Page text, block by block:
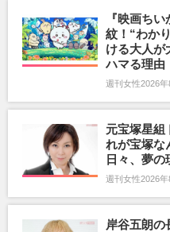
『映画ち
紋！“わか
ける大人が
ハマる理由
週刊女性2026
元宝塚星組
れが宝塚な
日々、夢
週刊女性2026
岸谷五朗の